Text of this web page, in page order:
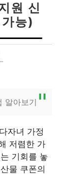
원 신
능)
알아보기
다자녀 가정
저렴한 가
기회를 놓
물 쿠폰의